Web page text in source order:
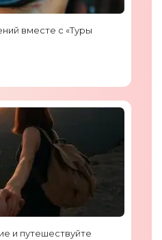
вместе с «Туры
и путешествуйте